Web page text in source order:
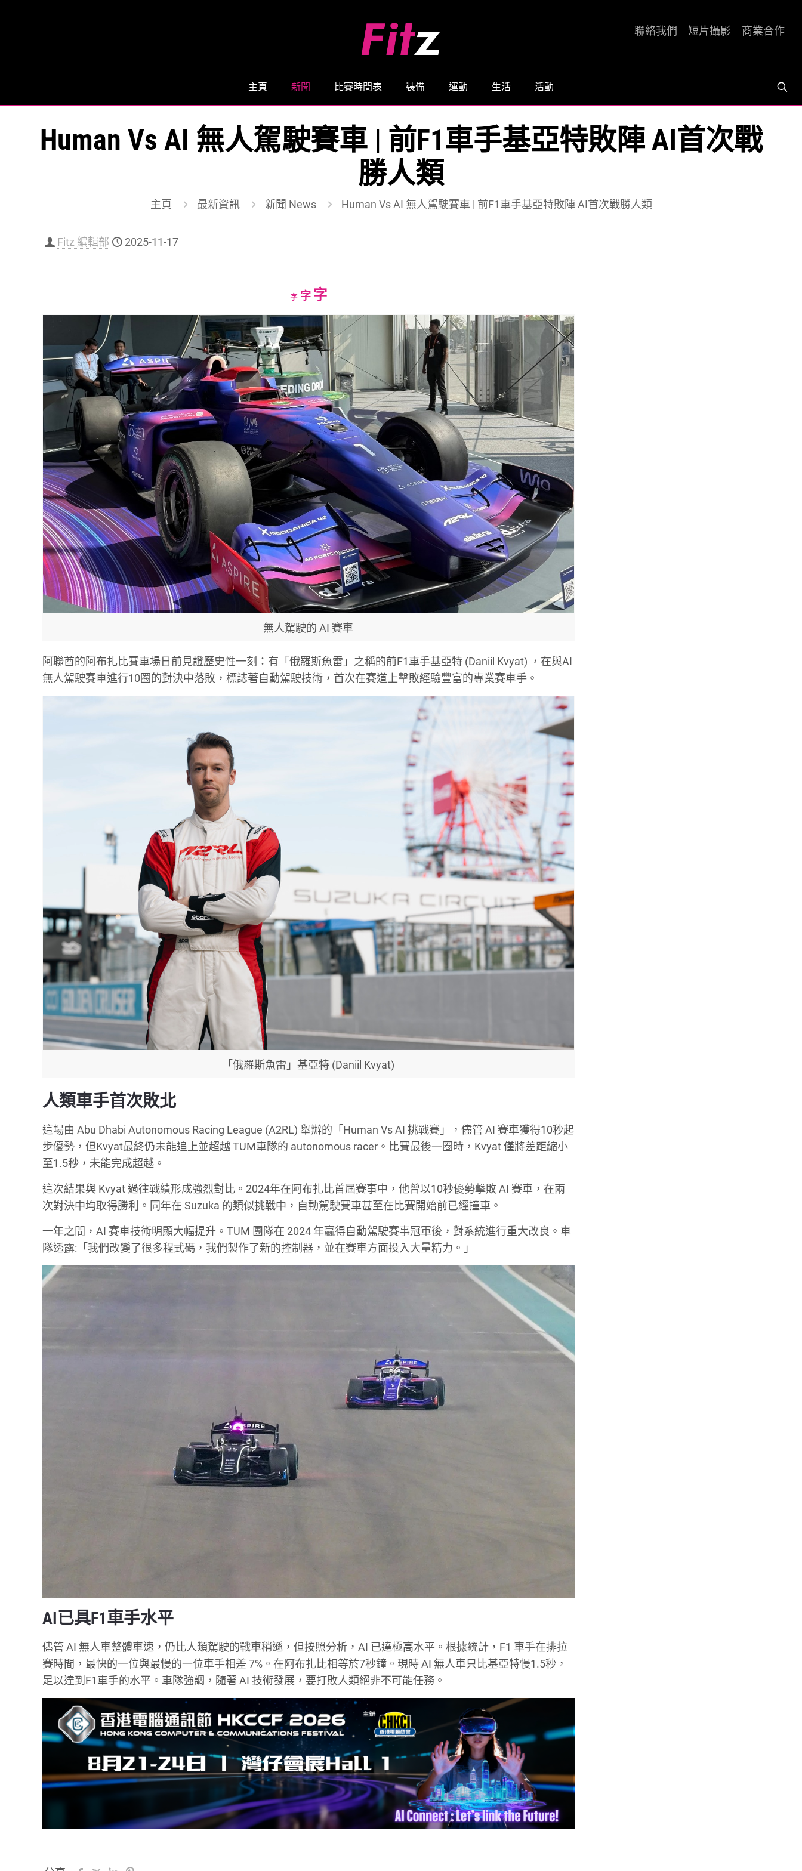
主頁 新聞 比賽時間表 裝備 運動 生活 活動
聯絡我們 短片攝影 商業合作
Human Vs AI 無人駕駛賽車 | 前F1車手基亞特敗陣 AI首次戰
勝人類
主頁 最新資訊 新聞 News Human Vs AI 無人駕駛賽車 | 前F1車手基亞特敗陣 AI首次戰勝人類
Fitz 編輯部 2025-11-17
字Decrease
size.
字Reset
size.
字Increase
font
size.
無人駕駛的 AI 賽車
阿聯酋的阿布扎比賽車場日前見證歷史性一刻：有「俄羅斯魚雷」之稱的前F1車手基亞特 (Daniil Kvyat) ，在與AI
無人駕駛賽車進行10圈的對決中落敗，標誌著自動駕駛技術，首次在賽道上擊敗經驗豐富的專業賽車手。
「俄羅斯魚雷」基亞特 (Daniil Kvyat)
人類車手首次敗北
這場由 Abu Dhabi Autonomous Racing League (A2RL) 舉辦的「Human Vs AI 挑戰賽」，儘管 AI 賽車獲得10秒起
步優勢，但Kvyat最終仍未能追上並超越 TUM車隊的 autonomous racer。比賽最後一圈時，Kvyat 僅將差距縮小
至1.5秒，未能完成超越。
這次結果與 Kvyat 過往戰績形成強烈對比。2024年在阿布扎比首屆賽事中，他曾以10秒優勢擊敗 AI 賽車，在兩
次對決中均取得勝利。同年在 Suzuka 的類似挑戰中，自動駕駛賽車甚至在比賽開始前已經撞車。
一年之間，AI 賽車技術明顯大幅提升。TUM 團隊在 2024 年贏得自動駕駛賽事冠軍後，對系統進行重大改良。車
隊透露:「我們改變了很多程式碼，我們製作了新的控制器，並在賽車方面投入大量精力。」
AI已具F1車手水平
儘管 AI 無人車整體車速，仍比人類駕駛的戰車稍遜，但按照分析，AI 已達極高水平。根據統計，F1 車手在排拉
賽時間，最快的一位與最慢的一位車手相差 7%。在阿布扎比相等於7秒鐘。現時 AI 無人車只比基亞特慢1.5秒，
足以達到F1車手的水平。車隊強調，隨著 AI 技術發展，要打敗人類絕非不可能任務。